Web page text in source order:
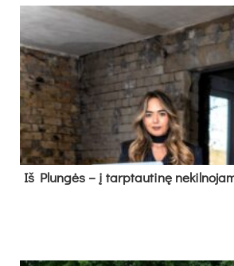
Iš Plungės – į tarptautinę